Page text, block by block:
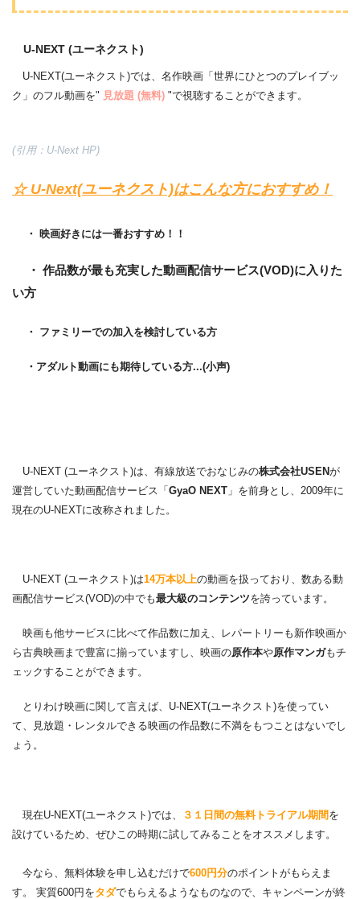
U-NEXT (ユーネクスト)
U-NEXT(ユーネクスト)では、名作映画「世界にひとつのプレイブッ
ク」のフル動画を" 見放題 (無料) "で視聴することができます。
(引用：U-Next HP)
☆ U-Next(ユーネクスト)はこんな方におすすめ！
・ 映画好きには一番おすすめ！！
・ 作品数が最も充実した動画配信サービス(VOD)に入りた
い方
・ ファミリーでの加入を検討している方
・アダルト動画にも期待している方...(小声)
U-NEXT (ユーネクスト)は、有線放送でおなじみの株式会社USENが
運営していた動画配信サービス「GyaO NEXT 」を前身とし、2009年に
現在のU-NEXTに改称されました。
U-NEXT (ユーネクスト)は14万本以上の動画を扱っており、数ある動
画配信サービス(VOD)の中でも最大級のコンテンツを誇っています。
映画も他サービスに比べて作品数に加え、レパートリーも新作映画か
ら古典映画まで豊富に揃っていますし、映画の原作本や原作マンガもチ
ェックすることができます。
とりわけ映画に関して言えば、U-NEXT(ユーネクスト)を使ってい
て、見放題・レンタルできる映画の作品数に不満をもつことはないでし
ょう。
現在U-NEXT(ユーネクスト)では、 ３１日間の無料トライアル期間を
設けているため、ぜひこの時期に試してみることをオススメします。
今なら、無料体験を申し込むだけで600円分のポイントがもらえま
す。 実質600円をタダでもらえるようなものなので、キャンペーンが終